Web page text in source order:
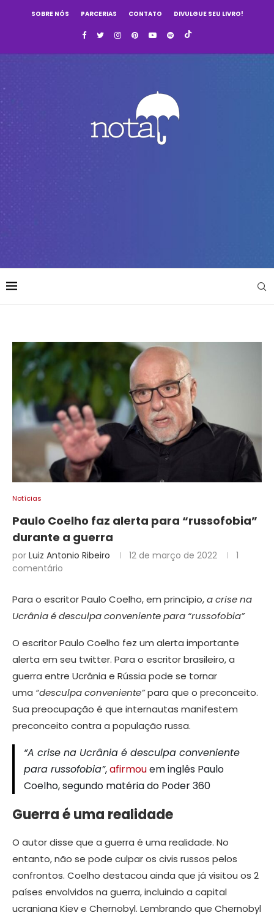
SOBRE NÓS PARCERIAS CONTATO DIVULGUE SEU LIVRO!
Notícias
Paulo Coelho faz alerta para “russofobia”
durante a guerra
por Luiz Antonio Ribeiro 12 de março de 2022
1
comentário
Para o escritor Paulo Coelho, em princípio,a crise na
Ucrânia é desculpa conveniente para “russofobia”
O escritor Paulo Coelho fez um alerta importante
alerta em seu twitter. Para o escritor brasileiro, a
guerra entre Ucrânia e Rússia pode se tornar
uma “desculpa conveniente”para que o preconceito.
Sua preocupação é que internautas manifestem
preconceito contra a população russa.
“A crise na Ucrânia é desculpa conveniente
para russofobia”,afirmouem inglês Paulo
Coelho, segundo matéria do Poder 360
Guerra é uma realidade
O autor disse que a guerra é uma realidade. No
entanto, não se pode culpar os civis russos pelos
confrontos. Coelho destacou ainda que já visitou os 2
países envolvidos na guerra, incluindo a capital
ucraniana Kiev e Chernobyl. Lembrando que Chernobyl